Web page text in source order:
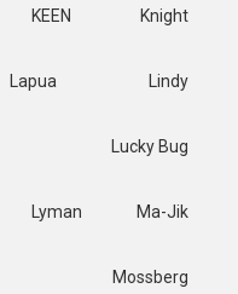
KEEN Knight
Lapua Lindy
Lucky Bug
Lyman Ma-Jik
Mossberg